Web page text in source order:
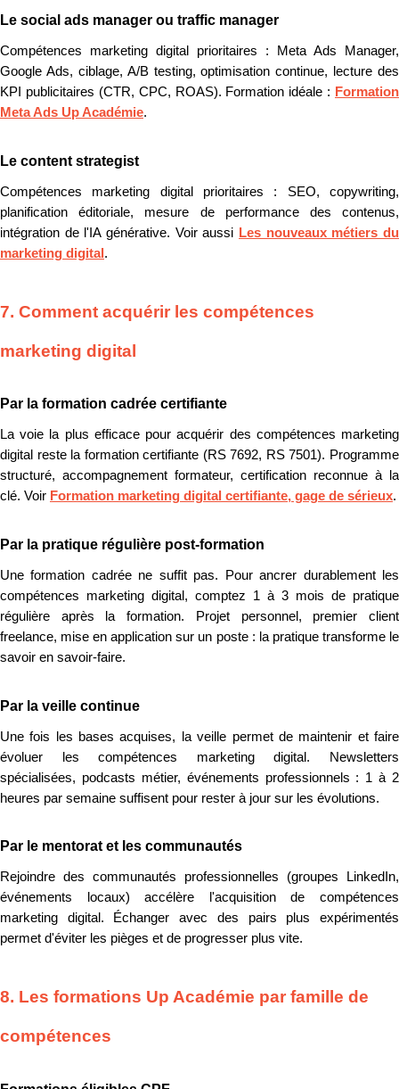
Le social ads manager ou traffic manager
Compétences marketing digital prioritaires : Meta Ads Manager,
Google Ads, ciblage, A/B testing, optimisation continue, lecture des
KPI publicitaires (CTR, CPC, ROAS). Formation idéale : Formation
Meta Ads Up Académie.
Le content strategist
Compétences marketing digital prioritaires : SEO, copywriting,
planification éditoriale, mesure de performance des contenus,
intégration de l'IA générative. Voir aussi Les nouveaux métiers du
marketing digital .
7. Comment acquérir les compétences
marketing digital
Par la formation cadrée certifiante
La voie la plus efficace pour acquérir des compétences marketing
digital reste la formation certifiante (RS 7692, RS 7501). Programme
structuré, accompagnement formateur, certification reconnue à la
clé. Voir Formation marketing digital certifiante, gage de sérieux.
Par la pratique régulière post-formation
Une formation cadrée ne suffit pas. Pour ancrer durablement les
compétences marketing digital, comptez 1 à 3 mois de pratique
régulière après la formation. Projet personnel, premier client
freelance, mise en application sur un poste : la pratique transforme le
savoir en savoir-faire.
Par la veille continue
Une fois les bases acquises, la veille permet de maintenir et faire
évoluer les compétences marketing digital. Newsletters
spécialisées, podcasts métier, événements professionnels : 1 à 2
heures par semaine suffisent pour rester à jour sur les évolutions.
Par le mentorat et les communautés
Rejoindre des communautés professionnelles (groupes LinkedIn,
événements locaux) accélère l'acquisition de compétences
marketing digital. Échanger avec des pairs plus expérimentés
permet d'éviter les pièges et de progresser plus vite.
8. Les formations Up Académie par famille de
compétences